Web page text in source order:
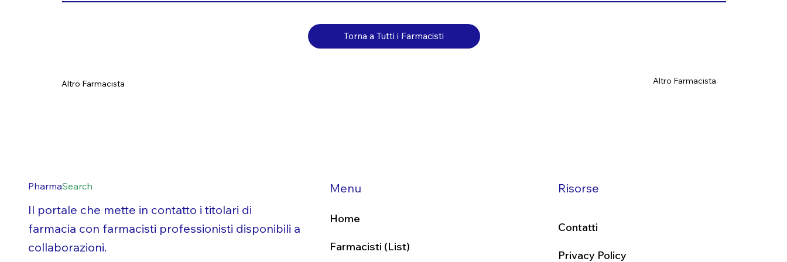
Torna a Tutti i Farmacisti
Altro Farmacista Altro Farmacista
PharmaSearch
Il portale che mette in contatto i titolari di
farmacia con farmacisti professionisti disponibili a
collaborazioni.
Menu
Home
Farmacisti (List)
Risorse
Contatti
Privacy Policy